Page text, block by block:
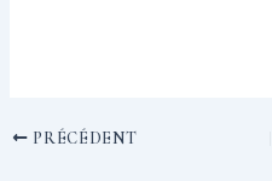
PRÉCÉDENT